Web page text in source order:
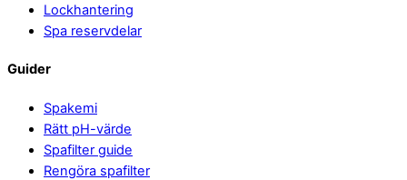
Lockhantering
Spa reservdelar
Guider
Spakemi
Rätt pH-värde
Spafilter guide
Rengöra spafilter